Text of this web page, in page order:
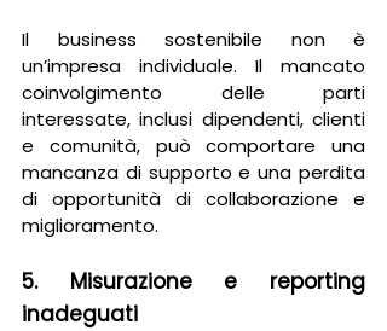
Il business sostenibile non è
un’impresa individuale. Il mancato
coinvolgimento delle parti
interessate, inclusi dipendenti, clienti
e comunità, può comportare una
mancanza di supporto e una perdita
di opportunità di collaborazione e
miglioramento.
5. Misurazione e reporting
inadeguati